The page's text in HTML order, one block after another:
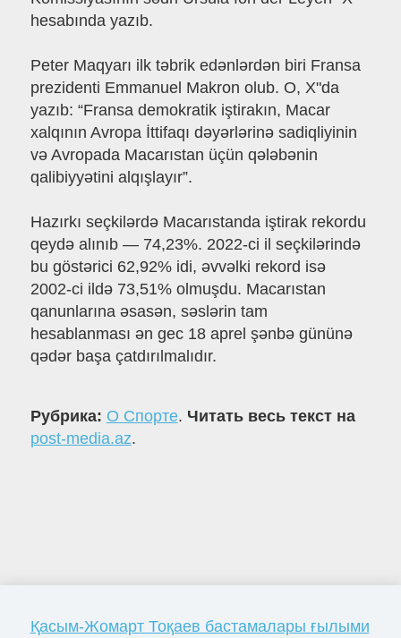
hesabında yazıb.
Peter Maqyarı ilk təbrik edənlərdən biri Fransa
prezidenti Emmanuel Makron olub. O, X"da
yazıb: “Fransa demokratik iştirakın, Macar
xalqının Avropa İttifaqı dəyərlərinə sadiqliyinin
və Avropada Macarıstan üçün qələbənin
qalibiyyətini alqışlayır”.
Hazırkı seçkilərdə Macarıstanda iştirak rekordu
qeydə alınıb — 74,23%. 2022-ci il seçkilərində
bu göstərici 62,92% idi, əvvəlki rekord isə
2002-ci ildə 73,51% olmuşdu. Macarıstan
qanunlarına əsasən, səslərin tam
hesablanması ən gec 18 aprel şənbə gününə
qədər başa çatdırılmalıdır.
Рубрика: О Спорте. Читать весь текст на
post-media.az.
Қасым-Жомарт Тоқаев бастамалары ғылыми